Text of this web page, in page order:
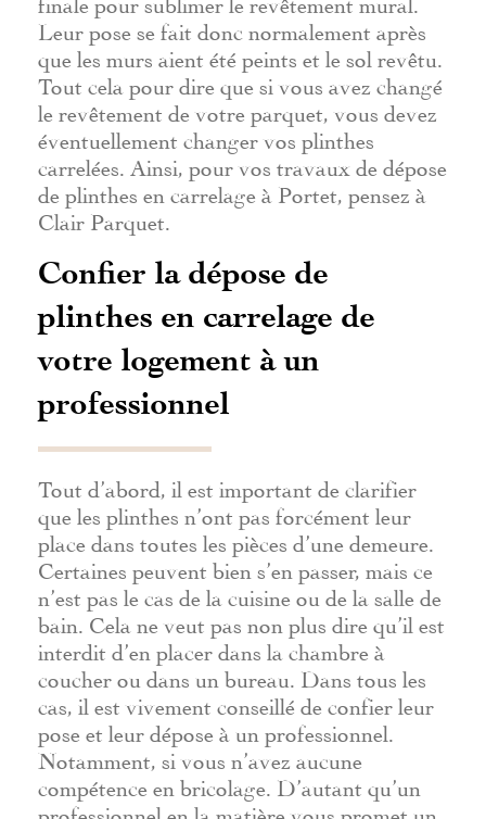
Leur pose se fait donc normalement après
que les murs aient été peints et le sol revêtu.
Tout cela pour dire que si vous avez changé
le revêtement de votre parquet, vous devez
éventuellement changer vos plinthes
carrelées. Ainsi, pour vos travaux de dépose
de plinthes en carrelage à Portet, pensez à
Clair Parquet.
Confier la dépose de
plinthes en carrelage de
votre logement à un
professionnel
Tout d’abord, il est important de clarifier
que les plinthes n’ont pas forcément leur
place dans toutes les pièces d’une demeure.
Certaines peuvent bien s’en passer, mais ce
n’est pas le cas de la cuisine ou de la salle de
bain. Cela ne veut pas non plus dire qu’il est
interdit d’en placer dans la chambre à
coucher ou dans un bureau. Dans tous les
cas, il est vivement conseillé de confier leur
pose et leur dépose à un professionnel.
Notamment, si vous n’avez aucune
compétence en bricolage. D’autant qu’un
professionnel en la matière vous promet un